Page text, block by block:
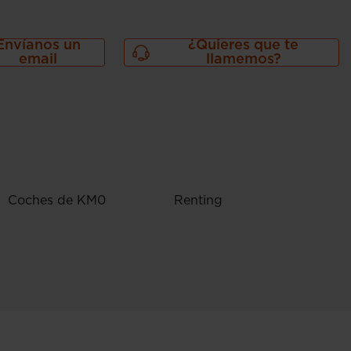
un
email
¿Quieres que te
llamemos?
Coches de KM0 Renting